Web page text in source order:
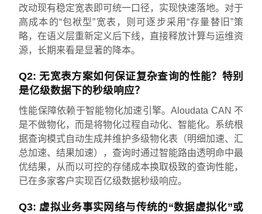
改动现有稳定宽表即可统一口径，实现快速落地。对于
高成本的“包袱型”宽表，则可逐步采用“存量替旧”策
略，在语义层重新定义后下线，直接释放计算与运维资
源，长期来看是显著的降本。
Q2: 无宽表方案如何保证复杂查询的性能？特别
是亿级数据下的秒级响应？
性能保障依赖于智能物化加速引擎。Aloudata CAN 不
是不做物化，而是将物化过程自动化、智能化。系统根
据查询模式自动生成并维护多级物化表（明细加速、汇
总加速、结果加速），查询时通过智能路由透明命中最
优结果，从而以可控的存储成本换取极致的查询性能，
已在多家客户实现百亿级数据秒级响应。
Q3: 虚拟业务事实网络与传统的“数据虚拟化”或